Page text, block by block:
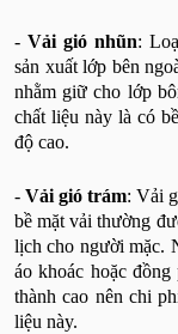
- Vải gió nhũn:
sản xuất lớp bên
nhằm giữ cho lớp
chất liệu này là có
độ cao.
-Vải gió trám: Vải
bề mặt vải thường
lịch cho người mặc.
áo khoác hoặc
thành cao nên chi
liệu này.